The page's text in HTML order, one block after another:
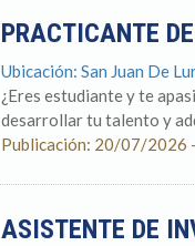
PRACTICANTE
Ubicación: San Juan De
¿Eres estudiante y te
desarrollar tu talento y
Publicación: 20/07/2026
ASISTENTE DE